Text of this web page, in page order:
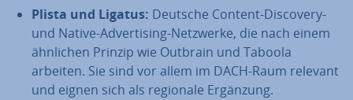
Plista und Ligatus: Deutsche Content-Discovery-
und Native-Ad­ver­ti­sing-Netzwerke, die nach einem
ähnlichen Prinzip wie Outbrain und Taboola
arbeiten. Sie sind vor allem im DACH-Raum relevant
und eignen sich als regionale Ergänzung.